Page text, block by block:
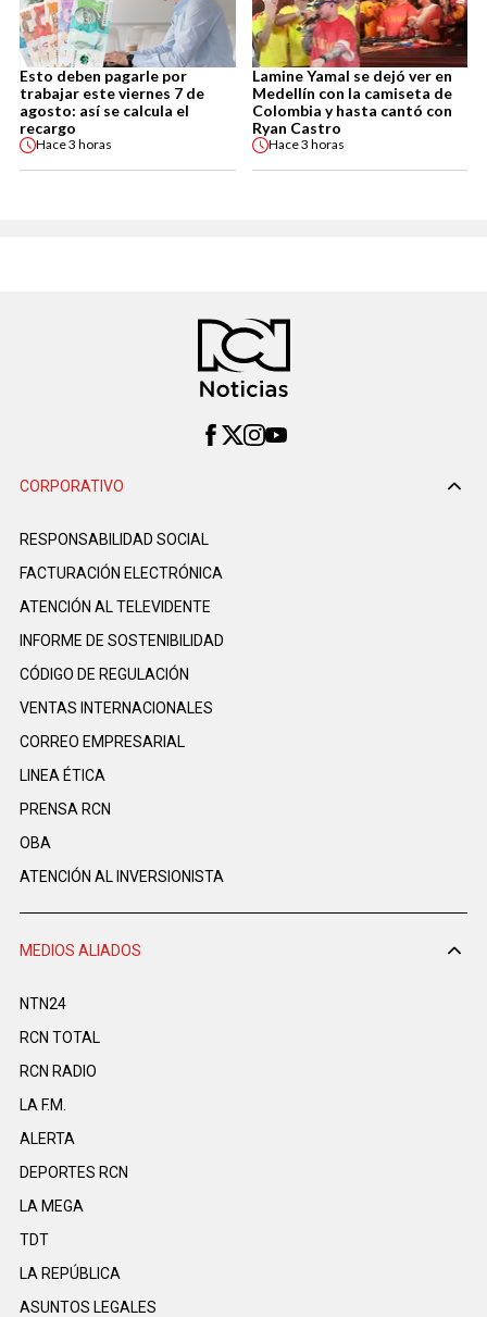
Esto deben pagarle por
trabajar este viernes 7 de
agosto: así se calcula el
recargo
Hace3 horas
Lamine Yamal se dejó ver en
Medellín con la camiseta de
Colombia y hasta cantó con
Ryan Castro
Hace3 horas
CORPORATIVO
RESPONSABILIDAD SOCIAL
FACTURACIÓN ELECTRÓNICA
ATENCIÓN AL TELEVIDENTE
INFORME DE SOSTENIBILIDAD
CÓDIGO DE REGULACIÓN
VENTAS INTERNACIONALES
CORREO EMPRESARIAL
LINEA ÉTICA
PRENSA RCN
OBA
ATENCIÓN AL INVERSIONISTA
MEDIOS ALIADOS
NTN24
RCN TOTAL
RCN RADIO
LA F.M.
ALERTA
DEPORTES RCN
LA MEGA
TDT
LA REPÚBLICA
ASUNTOS LEGALES